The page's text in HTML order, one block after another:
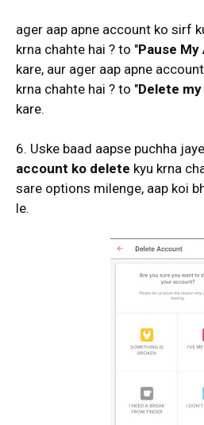
ager aap apne account ko sirf
krna chahte hai ? to "Pause
kare, aur ager aap apne
krna chahte hai ? to "Delete
kare.
6. Uske baad aapse puchha
account ko delete kyu krna
sare options milenge, aap koi
le.